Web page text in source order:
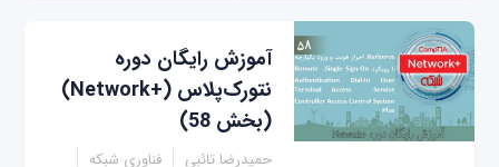
آموزش رایگان دوره
نتورک‌پلاس (+Network)
(بخش 58)
حمیدرضا تائبی
فناوری شبکه